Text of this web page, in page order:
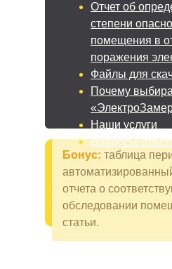
Бонус: таблица
отчета о
обследовании
статьи.
Отчет об
степени
помещения в
поражения
Файлы для
Почему
Наши услуги
Вопросы-